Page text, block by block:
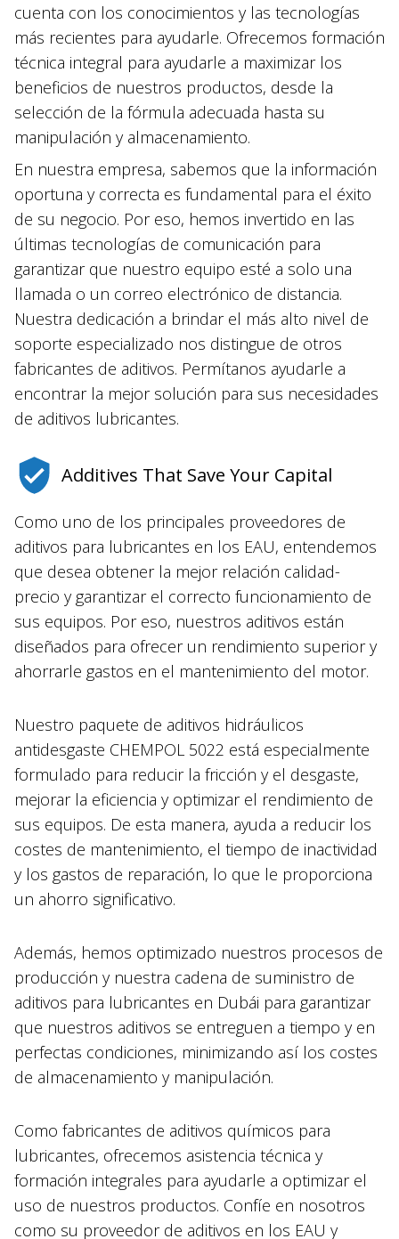
cuenta con los conocimientos y las tecnologías
más recientes para ayudarle. Ofrecemos formación
técnica integral para ayudarle a maximizar los
beneficios de nuestros productos, desde la
selección de la fórmula adecuada hasta su
manipulación y almacenamiento.
En nuestra empresa, sabemos que la información
oportuna y correcta es fundamental para el éxito
de su negocio. Por eso, hemos invertido en las
últimas tecnologías de comunicación para
garantizar que nuestro equipo esté a solo una
llamada o un correo electrónico de distancia.
Nuestra dedicación a brindar el más alto nivel de
soporte especializado nos distingue de otros
fabricantes de aditivos. Permítanos ayudarle a
encontrar la mejor solución para sus necesidades
de aditivos lubricantes.
Additives That Save Your Capital
Como uno de los principales proveedores de
aditivos para lubricantes en los EAU, entendemos
que desea obtener la mejor relación calidad-
precio y garantizar el correcto funcionamiento de
sus equipos. Por eso, nuestros aditivos están
diseñados para ofrecer un rendimiento superior y
ahorrarle gastos en el mantenimiento del motor.
Nuestro paquete de aditivos hidráulicos
antidesgaste CHEMPOL 5022 está especialmente
formulado para reducir la fricción y el desgaste,
mejorar la eficiencia y optimizar el rendimiento de
sus equipos. De esta manera, ayuda a reducir los
costes de mantenimiento, el tiempo de inactividad
y los gastos de reparación, lo que le proporciona
un ahorro significativo.
Además, hemos optimizado nuestros procesos de
producción y nuestra cadena de suministro de
aditivos para lubricantes en Dubái para garantizar
que nuestros aditivos se entreguen a tiempo y en
perfectas condiciones, minimizando así los costes
de almacenamiento y manipulación.
Como fabricantes de aditivos químicos para
lubricantes, ofrecemos asistencia técnica y
formación integrales para ayudarle a optimizar el
uso de nuestros productos. Confíe en nosotros
como su proveedor de aditivos en los EAU y